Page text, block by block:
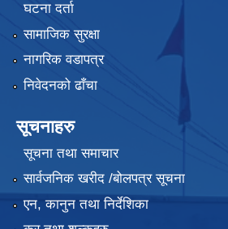
घटना दर्ता
सामाजिक सुरक्षा
नागरिक वडापत्र
निवेदनको ढाँचा
सूचनाहरु
सूचना तथा समाचार
सार्वजनिक खरीद /बोलपत्र सूचना
एन, कानुन तथा निर्देशिका